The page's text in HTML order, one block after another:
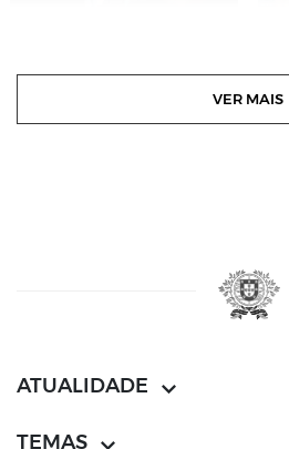
VER MAIS
ATUALIDADE
TEMAS